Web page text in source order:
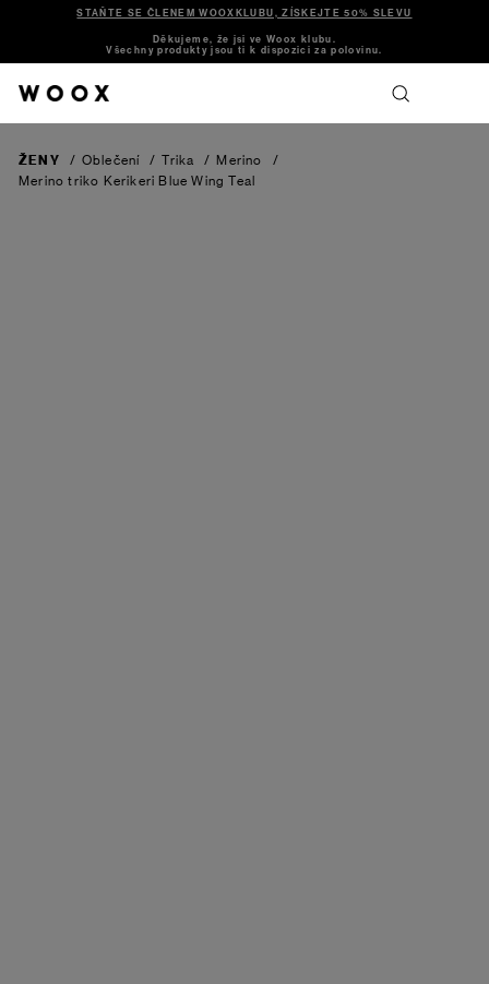
STAŇTE SE ČLENEM WOOXKLUBU, ZÍSKEJTE 50% SLEVU
Děkujeme, že jsi ve Woox klubu.
Všechny produkty jsou ti k dispozici za polovinu.
ŽENY / Oblečení / Trika / Merino
/
Merino triko Kerikeri Blue Wing Teal